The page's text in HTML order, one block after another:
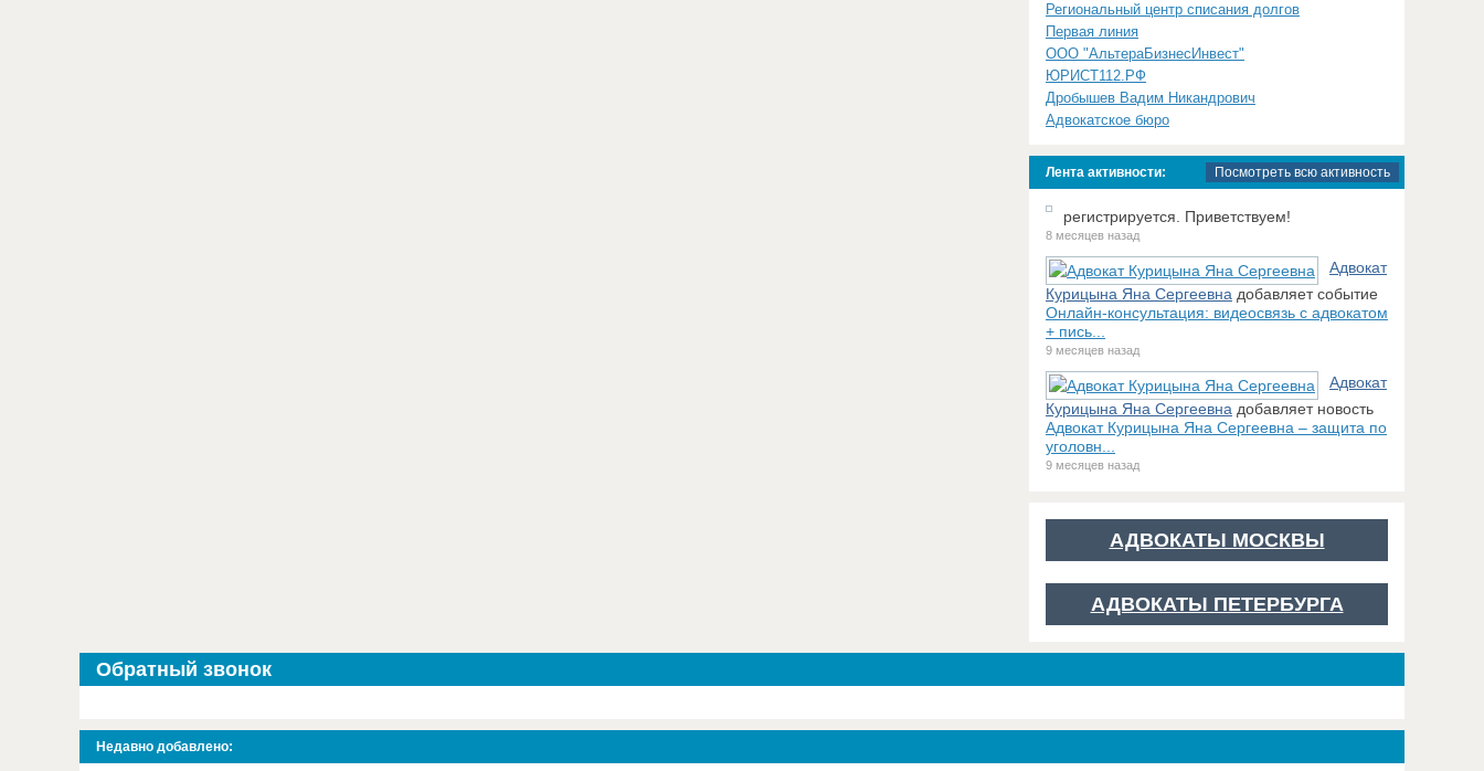
Региональный центр списания долгов
Первая линия
ООО "АльтераБизнесИнвест"
ЮРИСТ112.РФ
Дробышев Вадим Никандрович
Адвокатское бюро
Лента активности: Посмотреть всю активность
регистрируется. Приветствуем!
8 месяцев назад
Адвокат
Курицына Яна Сергеевна добавляет событие
Онлайн-консультация: видеосвязь с адвокатом
+ пись...
9 месяцев назад
Адвокат
Курицына Яна Сергеевна добавляет новость
Адвокат Курицына Яна Сергеевна – защита по
уголовн...
9 месяцев назад
АДВОКАТЫ МОСКВЫ
АДВОКАТЫ ПЕТЕРБУРГА
Обратный звонок
Недавно добавлено: